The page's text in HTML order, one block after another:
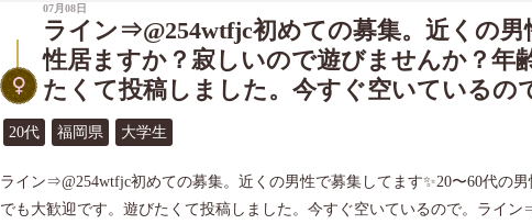
07月08日
ライン⇒@254wtfjc初めての募集。近くの男
性居ますか？寂しいので遊びませんか？年
たくて投稿しました。今すぐ空いているの
20代 福岡県 大学生
ライン⇒@254wtfjc初めての募集。近くの男性で募集してます✨20〜60代の
でも大歓迎です。遊びたくて投稿しました。今すぐ空いているので。ライン